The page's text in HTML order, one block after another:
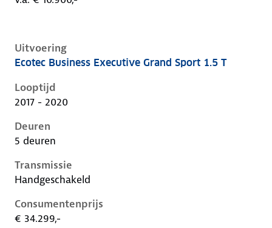
Uitvoering
Opel Insignia b, grand sport 1.5 t, 121 kW, Benzine, 5
Ecotec Business Executive Grand Sport 1.5 T
Looptijd
2017 - 2020
Deuren
5 deuren
Transmissie
Handgeschakeld
Consumentenprijs
€ 34.299,-